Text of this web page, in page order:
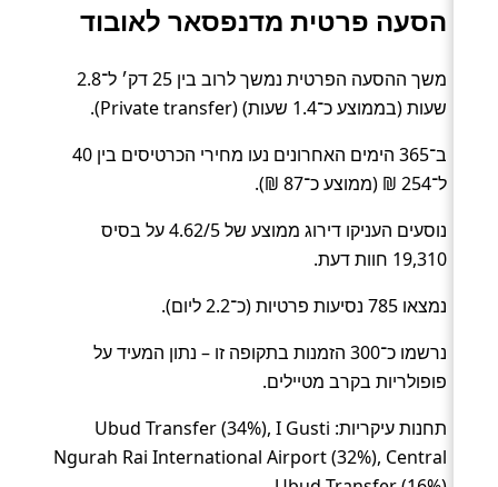
הסעה פרטית מדנפסאר לאובוד
משך ההסעה הפרטית נמשך לרוב בין 25 דק׳ ל־2.8
שעות (בממוצע כ־1.4 שעות) (Private transfer).
ב־365 הימים האחרונים נעו מחירי הכרטיסים בין 40
ל־254 ₪ (ממוצע כ־87 ₪).
נוסעים העניקו דירוג ממוצע של 4.62/5 על בסיס
19,310 חוות דעת.
נמצאו 785 נסיעות פרטיות (כ־2.2 ליום).
נרשמו כ־300 הזמנות בתקופה זו – נתון המעיד על
פופולריות בקרב מטיילים.
תחנות עיקריות: Ubud Transfer (34%), I Gusti
Ngurah Rai International Airport (32%), Central